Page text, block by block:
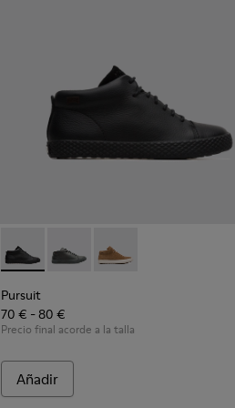
Pursuit - K900164-001 - Black
Pursuit - K900164-010 - Black
Pursuit - K900164-005
Pursuit
70 € - 80 €
Precio final acorde a la talla
Añadir